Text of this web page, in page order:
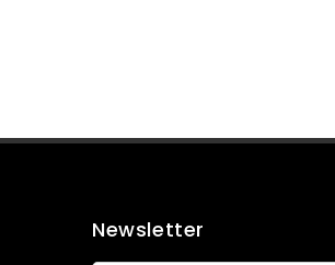
Newsletter